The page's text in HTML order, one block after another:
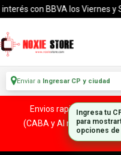
con BBVA los Viernes y
Enviar a Ingresar CP y ciudad
Envios rapidos y
(CABA y Al rededores)
Ingresa tu
para
opciones